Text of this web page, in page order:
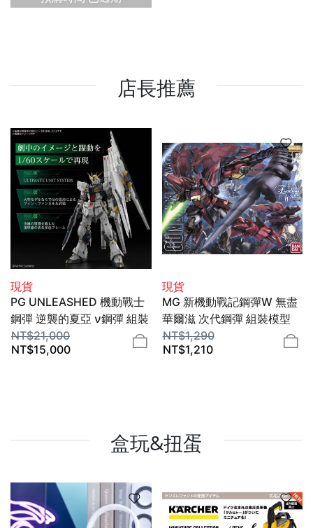
店長推薦
現貨
PG UNLEASHED 機動戰士
鋼彈 逆襲的夏亞 ν鋼彈 組裝
模型 1/60 BANDAI SPIRITS
NT$21,000
NT$15,000
現貨
MG 新機動戰記鋼彈W 無盡
華爾滋 次代鋼彈 組裝模型
BANDAI SPIRITS
NT$1,290
NT$1,210
盒玩&扭蛋